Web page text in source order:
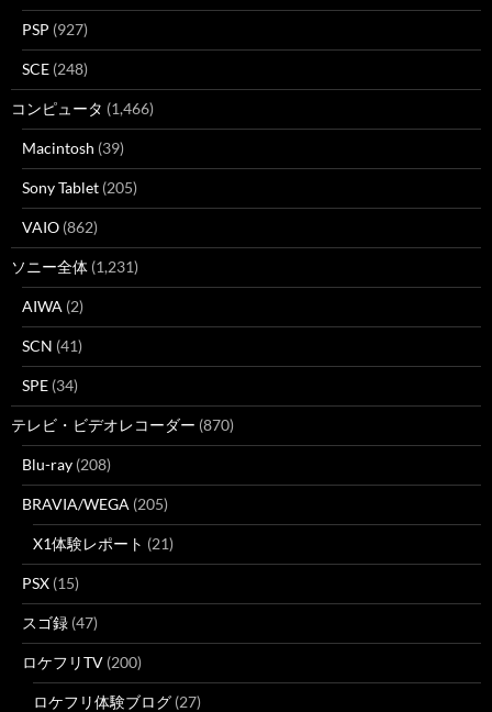
PSP (927)
SCE (248)
コンピュータ (1,466)
Macintosh (39)
Sony Tablet (205)
VAIO (862)
ソニー全体 (1,231)
AIWA (2)
SCN (41)
SPE (34)
テレビ・ビデオレコーダー (870)
Blu-ray (208)
BRAVIA/WEGA (205)
X1体験レポート (21)
PSX (15)
スゴ録 (47)
ロケフリTV (200)
ロケフリ体験ブログ (27)